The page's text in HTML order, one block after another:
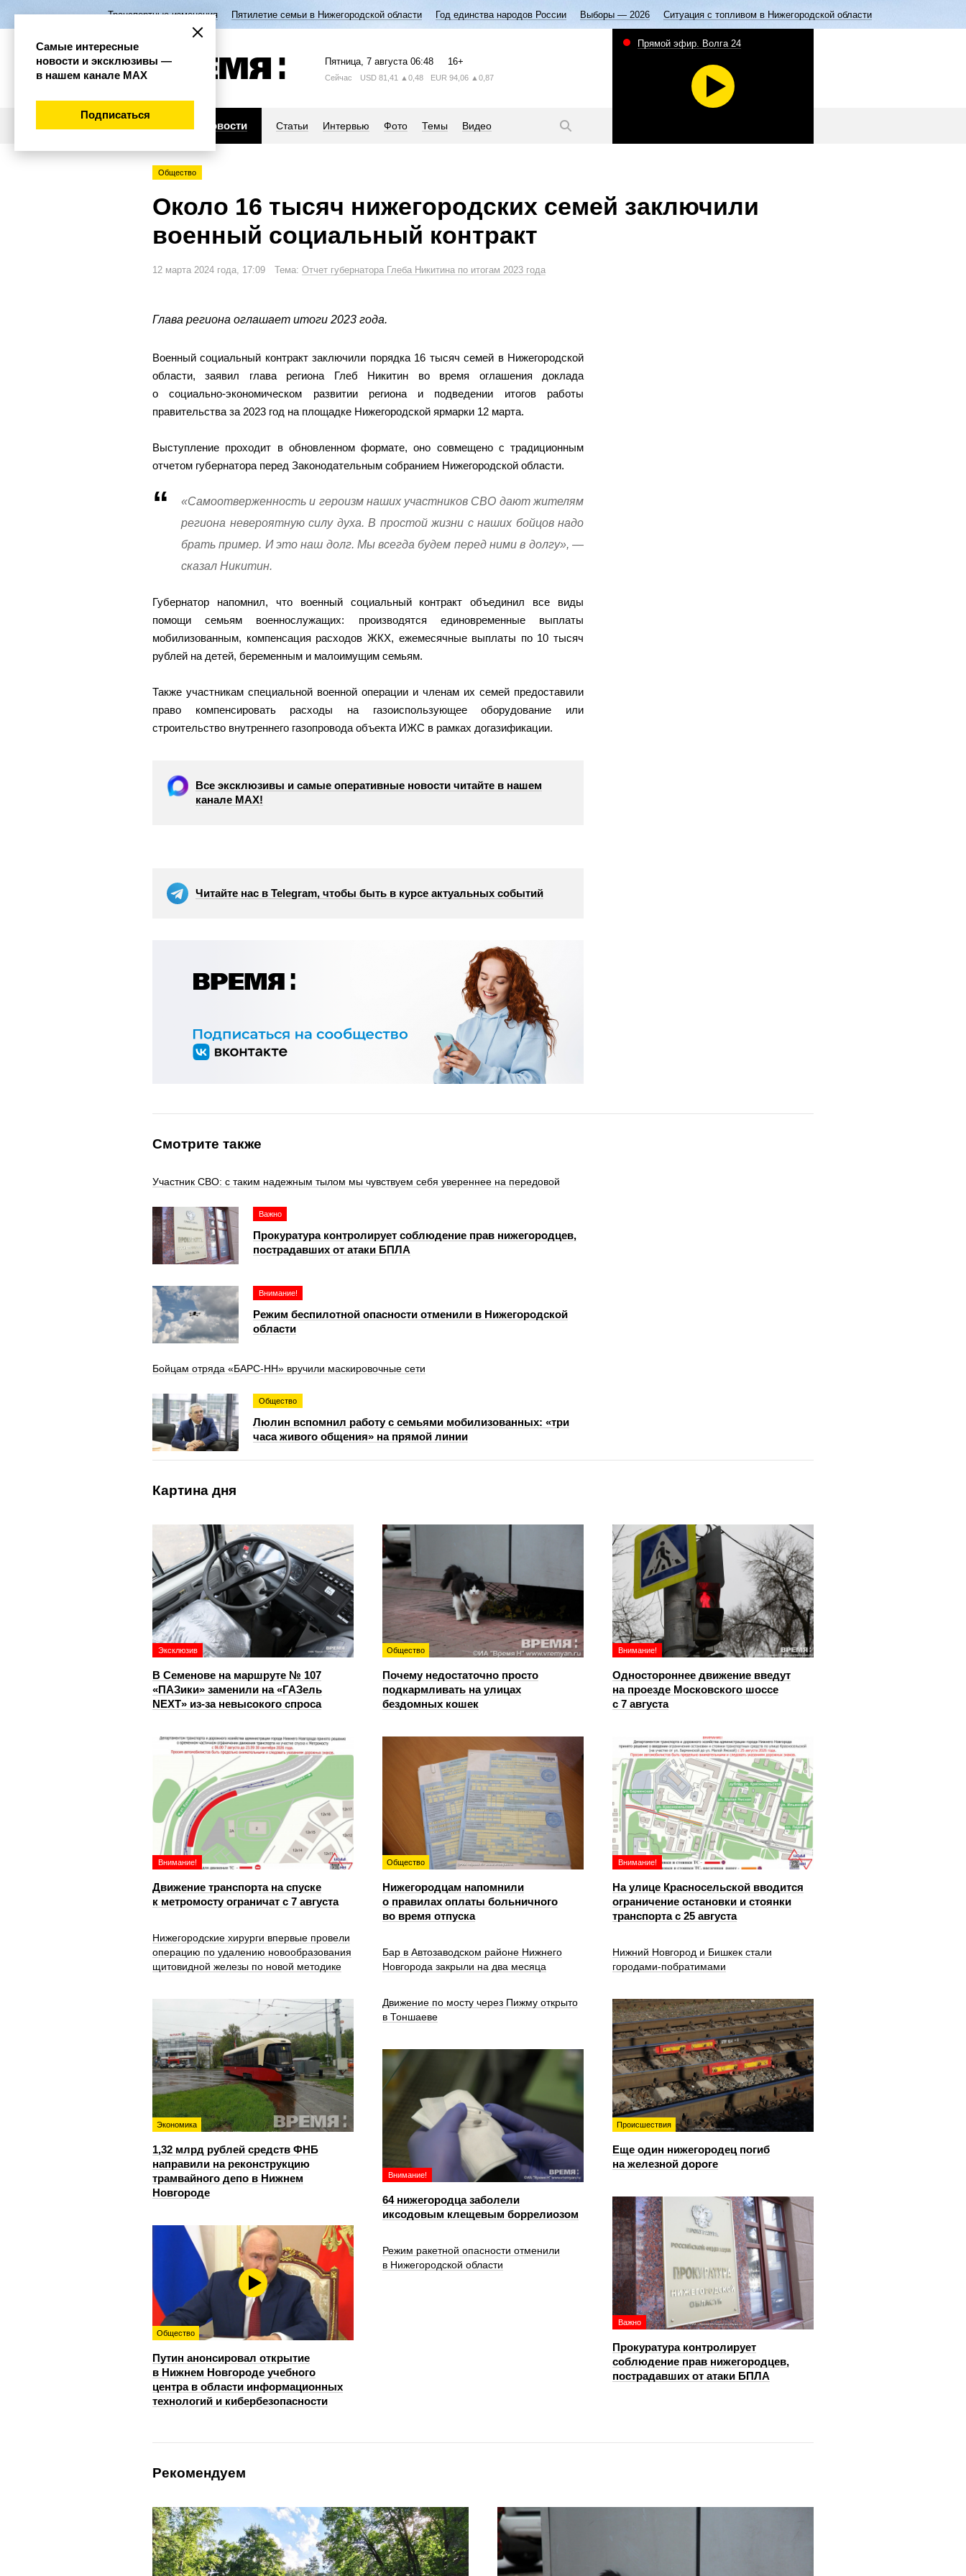
Транспортные изменения Пятилетие семьи в Нижегородской области Год единства народов России Выборы — 2026 Ситуация с топливом в Нижегородской области
Пятница, 7 августа 06:48 16+
Сейчас USD 81,41 ▲0,48 EUR 94,06 ▲0,87
Новости Статьи Интервью Фото Темы Видео
Прямой эфир. Волга 24
Общество
Около 16 тысяч нижегородских семей заключили
военный социальный контракт
12 марта 2024 года, 17:09 Тема: Отчет губернатора Глеба Никитина по итогам 2023 года
Глава региона оглашает итоги 2023 года.
Военный социальный контракт заключили порядка 16 тысяч семей в Нижегородской
области, заявил глава региона Глеб Никитин во время оглашения доклада
о социально-экономическом развитии региона и подведении итогов работы
правительства за 2023 год на площадке Нижегородской ярмарки 12 марта.
Выступление проходит в обновленном формате, оно совмещено с традиционным
отчетом губернатора перед Законодательным собранием Нижегородской области.
«Самоотверженность и героизм наших участников СВО дают жителям
региона невероятную силу духа. В простой жизни с наших бойцов надо
брать пример. И это наш долг. Мы всегда будем перед ними в долгу», —
сказал Никитин.
Губернатор напомнил, что военный социальный контракт объединил все виды
помощи семьям военнослужащих: производятся единовременные выплаты
мобилизованным, компенсация расходов ЖКХ, ежемесячные выплаты по 10 тысяч
рублей на детей, беременным и малоимущим семьям.
Также участникам специальной военной операции и членам их семей предоставили
право компенсировать расходы на газоиспользующее оборудование или
строительство внутреннего газопровода объекта ИЖС в рамках догазификации.
Все эксклюзивы и самые оперативные новости читайте в нашем
канале МАХ!
Читайте нас в Telegram, чтобы быть в курсе актуальных событий
Смотрите также
Участник СВО: с таким надежным тылом мы чувствуем себя увереннее на передовой
Важно
Прокуратура контролирует соблюдение прав нижегородцев,
пострадавших от атаки БПЛА
Внимание!
Режим беспилотной опасности отменили в Нижегородской
области
Бойцам отряда «БАРС-НН» вручили маскировочные сети
Общество
Люлин вспомнил работу с семьями мобилизованных: «три
часа живого общения» на прямой линии
Картина дня
Эксклюзив
В Семенове на маршруте № 107
«ПАЗики» заменили на «ГАЗель
NEXT» из‑за невысокого спроса
Общество
Почему недостаточно просто
подкармливать на улицах
бездомных кошек
Внимание!
Одностороннее движение введут
на проезде Московского шоссе
с 7 августа
Внимание!
Движение транспорта на спуске
к метромосту ограничат с 7 августа
Общество
Нижегородцам напомнили
о правилах оплаты больничного
во время отпуска
Внимание!
На улице Красносельской вводится
ограничение остановки и стоянки
транспорта с 25 августа
Нижегородские хирурги впервые провели
операцию по удалению новообразования
щитовидной железы по новой методике
Бар в Автозаводском районе Нижнего
Новгорода закрыли на два месяца
Нижний Новгород и Бишкек стали
городами-побратимами
Экономика
1,32 млрд рублей средств ФНБ
направили на реконструкцию
трамвайного депо в Нижнем
Новгороде
Движение по мосту через Пижму открыто
в Тоншаеве
Происшествия
Еще один нижегородец погиб
на железной дороге
Внимание!
64 нижегородца заболели
иксодовым клещевым боррелиозом
Важно
Прокуратура контролирует
соблюдение прав нижегородцев,
пострадавших от атаки БПЛА
Общество
Путин анонсировал открытие
в Нижнем Новгороде учебного
центра в области информационных
технологий и кибербезопасности
Режим ракетной опасности отменили
в Нижегородской области
Рекомендуем
Самые интересные
новости и эксклюзивы —
в нашем канале МАХ
Подписаться